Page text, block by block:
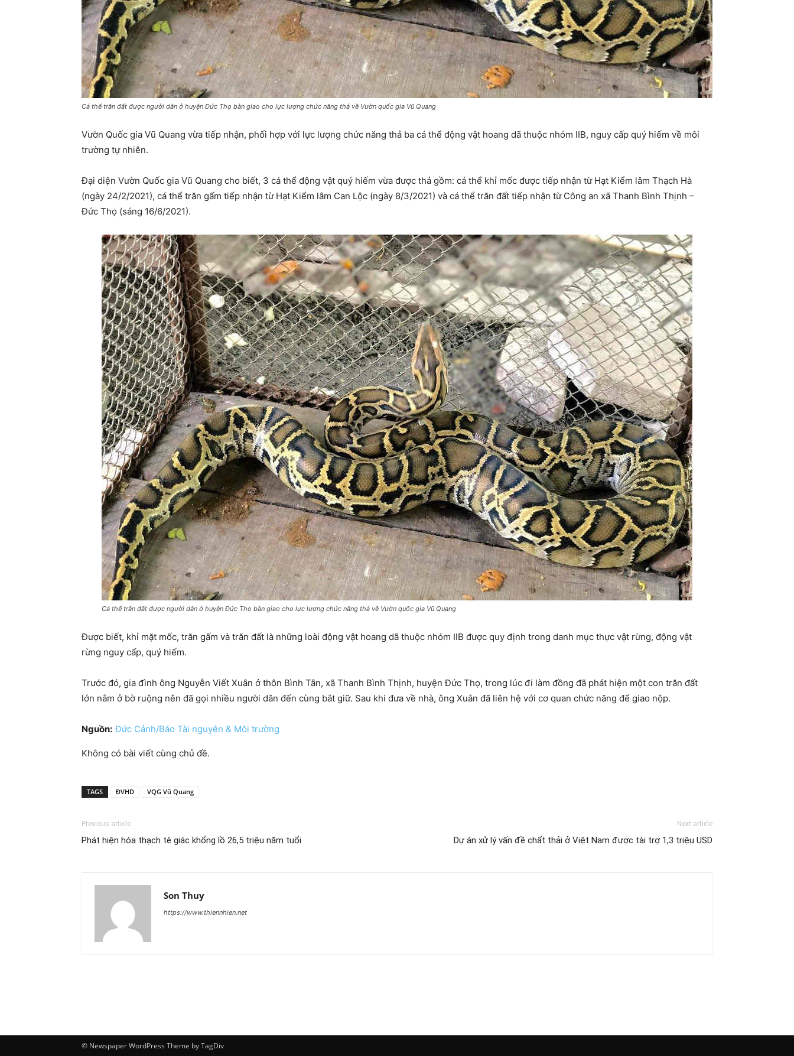
Cá thể trăn đất được người dân ở huyện Đức Thọ bàn giao cho lực lượng chức năng thả về Vườn quốc gia Vũ Quang
Vườn Quốc gia Vũ Quang vừa tiếp nhận, phối hợp với lực lượng chức năng thả ba cá thể động vật hoang dã thuộc nhóm IIB, nguy cấp quý hiếm về môi
trường tự nhiên.
Đại diện Vườn Quốc gia Vũ Quang cho biết, 3 cá thể động vật quý hiếm vừa được thả gồm: cá thể khỉ mốc được tiếp nhận từ Hạt Kiểm lâm Thạch Hà
(ngày 24/2/2021), cá thể trăn gấm tiếp nhận từ Hạt Kiểm lâm Can Lộc (ngày 8/3/2021) và cá thể trăn đất tiếp nhận từ Công an xã Thanh Bình Thịnh –
Đức Thọ (sáng 16/6/2021).
Cá thể trăn đất được người dân ở huyện Đức Thọ bàn giao cho lực lượng chức năng thả về Vườn quốc gia Vũ Quang
Được biết, khỉ mặt mốc, trăn gấm và trăn đất là những loài động vật hoang dã thuộc nhóm IIB được quy định trong danh mục thực vật rừng, động vật
rừng nguy cấp, quý hiếm.
Trước đó, gia đình ông Nguyễn Viết Xuân ở thôn Bình Tân, xã Thanh Bình Thịnh, huyện Đức Thọ, trong lúc đi làm đồng đã phát hiện một con trăn đất
lớn nằm ở bờ ruộng nên đã gọi nhiều người dân đến cùng bắt giữ. Sau khi đưa về nhà, ông Xuân đã liên hệ với cơ quan chức năng để giao nộp.
Nguồn: Đức Cảnh/Báo Tài nguyên & Môi trường
Không có bài viết cùng chủ đề.
TAGS ĐVHD VQG Vũ Quang
Previous article
Phát hiện hóa thạch tê giác khổng lồ 26,5 triệu năm tuổi
Next article
Dự án xử lý vấn đề chất thải ở Việt Nam được tài trợ 1,3 triệu USD
Son Thuy
https://www.thiennhien.net
© Newspaper WordPress Theme by TagDiv